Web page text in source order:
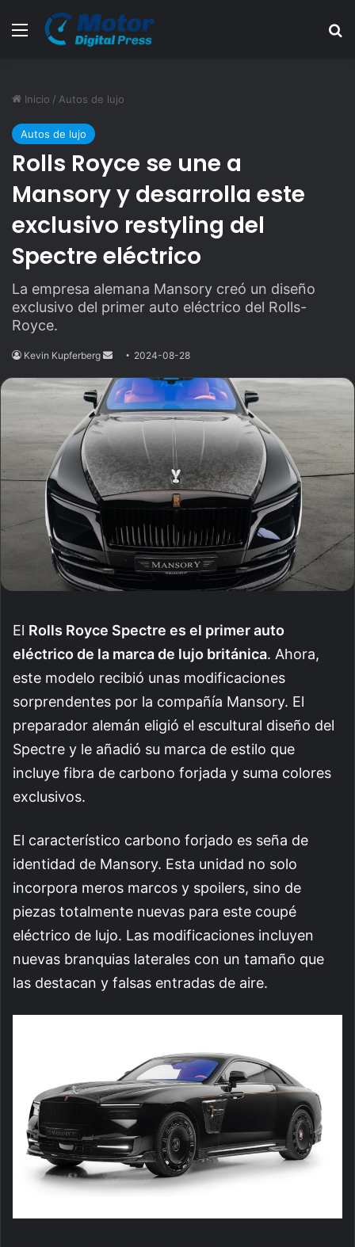
Menú
Inicio / Autos de lujo
Autos de lujo
Rolls Royce se une a
Mansory y desarrolla este
exclusivo restyling del
Spectre eléctrico
La empresa alemana Mansory creó un diseño
exclusivo del primer auto eléctrico del Rolls-
Royce.
Kevin Kupferberg
Send
email
2024-08-28
El Rolls Royce Spectre es el primer auto
eléctrico de la marca de lujo británica. Ahora,
este modelo recibió unas modificaciones
sorprendentes por la compañía Mansory. El
preparador alemán eligió el escultural diseño del
Spectre y le añadió su marca de estilo que
incluye fibra de carbono forjada y suma colores
exclusivos.
El característico carbono forjado es seña de
identidad de Mansory. Esta unidad no solo
incorpora meros marcos y spoilers, sino de
piezas totalmente nuevas para este coupé
eléctrico de lujo. Las modificaciones incluyen
nuevas branquias laterales con un tamaño que
las destacan y falsas entradas de aire.